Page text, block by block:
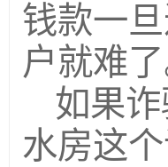
钱款一
户就难了
如果
水房这